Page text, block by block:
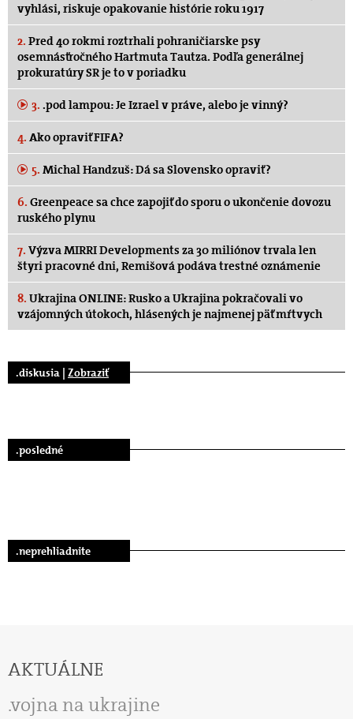
vyhlási, riskuje opakovanie histórie roku 1917
2. Pred 40 rokmi roztrhali pohraničiarske psy
osemnásťročného Hartmuta Tautza. Podľa generálnej
prokuratúry SR je to v poriadku
3. .pod lampou: Je Izrael v práve, alebo je vinný?
4. Ako opraviť FIFA?
5. Michal Handzuš: Dá sa Slovensko opraviť?
6. Greenpeace sa chce zapojiť do sporu o ukončenie dovozu
ruského plynu
7. Výzva MIRRI Developments za 30 miliónov trvala len
štyri pracovné dni, Remišová podáva trestné oznámenie
8. Ukrajina ONLINE: Rusko a Ukrajina pokračovali vo
vzájomných útokoch, hlásených je najmenej päť mŕtvych
.diskusia | Zobraziť
.posledné
.neprehliadnite
AKTUÁLNE
vojna na ukrajine